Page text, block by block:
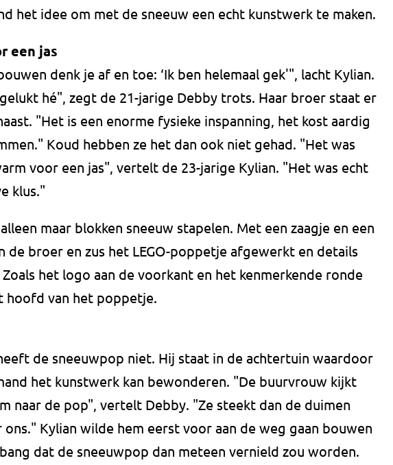
het idee om met de sneeuw een echt kunstwerk te maken.
een jas
denk je af en toe: ‘Ik ben helemaal gek'", lacht Kylian.
hé", zegt de 21-jarige Debby trots. Haar broer staat er
"Het is een enorme fysieke inspanning, het kost aardig
Koud hebben ze het dan ook niet gehad. "Het was
voor een jas", vertelt de 23-jarige Kylian. "Het was echt
klus."
maar blokken sneeuw stapelen. Met een zaagje en een
de broer en zus het LEGO-poppetje afgewerkt en details
het logo aan de voorkant en het kenmerkende ronde
hoofd van het poppetje.
de sneeuwpop niet. Hij staat in de achtertuin waardoor
het kunstwerk kan bewonderen. "De buurvrouw kijkt
naar de pop", vertelt Debby. "Ze steekt dan de duimen
ons." Kylian wilde hem eerst voor aan de weg gaan bouwen
dat de sneeuwpop dan meteen vernield zou worden.